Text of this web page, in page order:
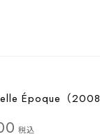
Époque（
税込